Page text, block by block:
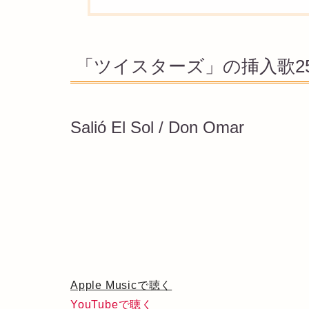
「ツイスターズ」の挿入歌
Salió El Sol / Don Omar
Apple Musicで聴く
YouTubeで聴く